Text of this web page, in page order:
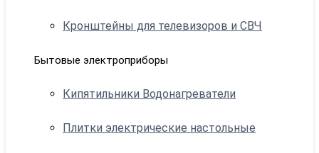
Кронштейны для телевизоров и СВЧ
Бытовые электроприборы
Кипятильники Водонагреватели
Плитки электрические настольные